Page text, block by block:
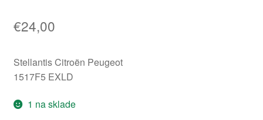
€24,00
Stellantis Citroën Peugeot
1517F5 EXLD
1 na sklade